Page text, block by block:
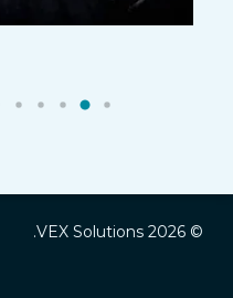
© 2026 VEX Solutions.